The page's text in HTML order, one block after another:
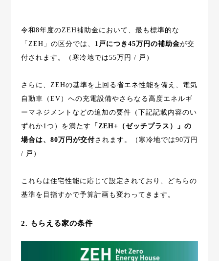
令和8年度のZEH補助金において、最も標準的な
「ZEH」の区分では、 1戸につき45万円の補助金が交
付されます。（寒冷地では55万円 / 戸）
さらに、ZEHの基準を上回る省エネ性能を備え、電気
自動車（EV）への充電設備やさらなる高度エネルギ
ーマネジメントなどの追加の要件（下記記載内容のい
ずれか1つ）を満たす
「ZEH+（ゼッチプラス）」の
場合は、80万円が交付されます。（寒冷地では90万円
/ 戸）
これらは住宅性能に応じて設定されており、どちらの
基準を目指すかで予算計画も変わってきます。
2. もらえる家の条件